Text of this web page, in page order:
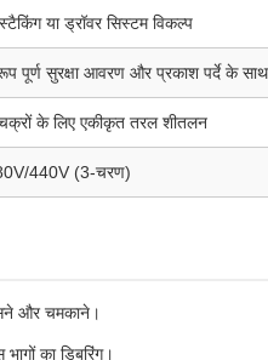
या ड्रॉवर सिस्टम विकल्प
पूर्ण सुरक्षा आवरण और प्रकाश पर्दे के साथ
चक्रों के लिए एकीकृत तरल शीतलन
440V (3-चरण)
और चमकाने।
का डिबरिंग।